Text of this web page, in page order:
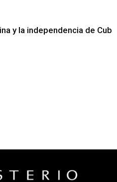
y la independencia de Cuba